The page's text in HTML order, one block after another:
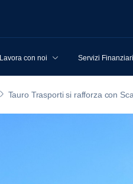
Lavora con noi Servizi
Tauro Trasporti si rafforza con